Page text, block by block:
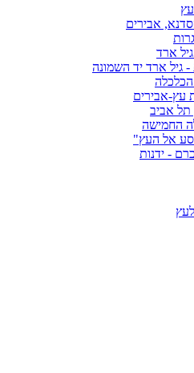
אבירים
ארד
- גיל ארד יד השמונה
אבירים
תל אביב
החמישה
אל העץ"
- ידנות